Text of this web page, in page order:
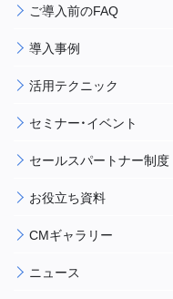
ご導入前のFAQ
導入事例
活用テクニック
セミナー・イベント
セールスパートナー制度
お役立ち資料
CMギャラリー
ニュース